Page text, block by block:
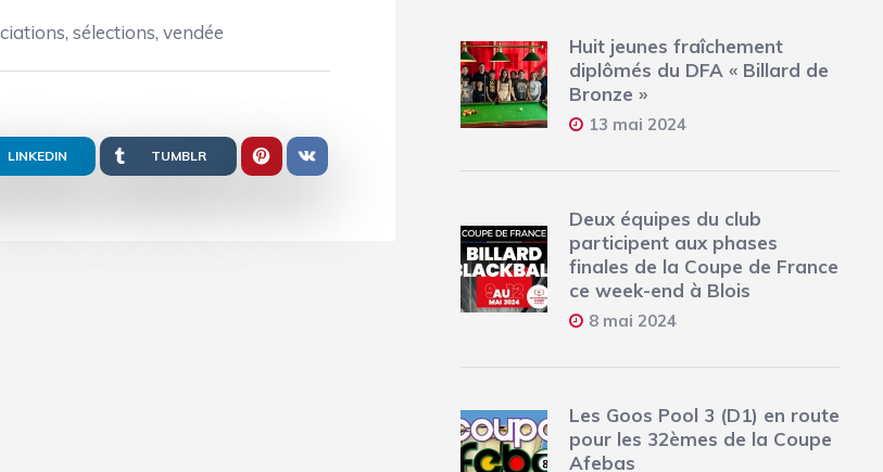
, sélections, vendée
LINKEDIN TUMBLR
Huit jeunes fraîchement
diplômés du DFA « Billard de
Bronze »
13 mai 2024
Deux équipes du club
participent aux phases
finales de la Coupe de France
ce week-end à Blois
8 mai 2024
Les Goos Pool 3 (D1) en route
pour les 32èmes de la Coupe
Afebas